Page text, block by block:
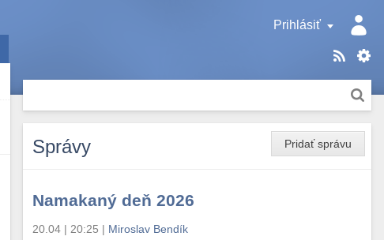
Prihlásiť
Pridať správu
Správy
Namakaný deň 2026
20.04 | 20:25 | Miroslav Bendík